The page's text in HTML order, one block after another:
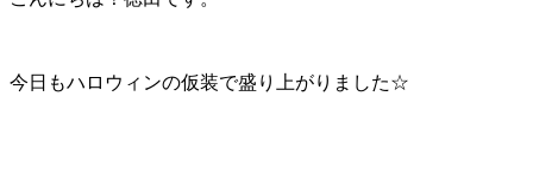
今日もハロウィンの仮装で盛り上がりました☆